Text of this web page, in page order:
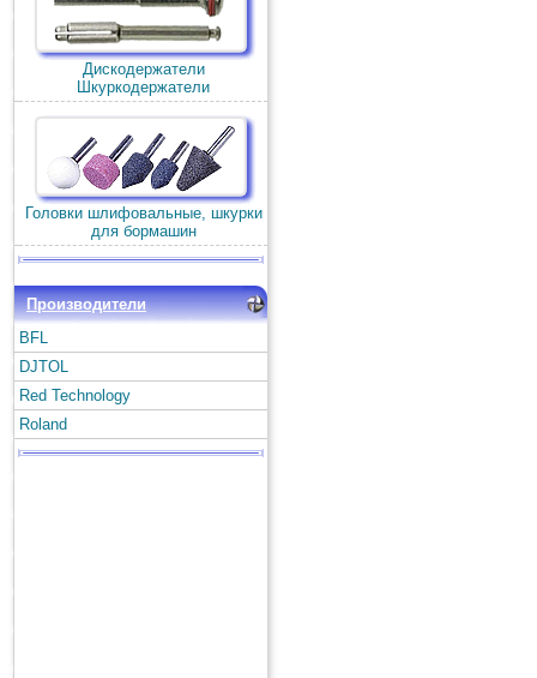
Дискодержатели
Шкуркодержатели
Головки шлифовальные, шкурки
для бормашин
Производители
BFL
DJTOL
Red Technology
Roland